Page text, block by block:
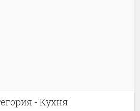
- Кухня